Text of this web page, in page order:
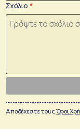
Σχόλιο
Αποδέχεστε τουςΌροι